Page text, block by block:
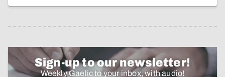
Sign-up to our newsletter!
Weekly Gaelic to your inbox, with audio!